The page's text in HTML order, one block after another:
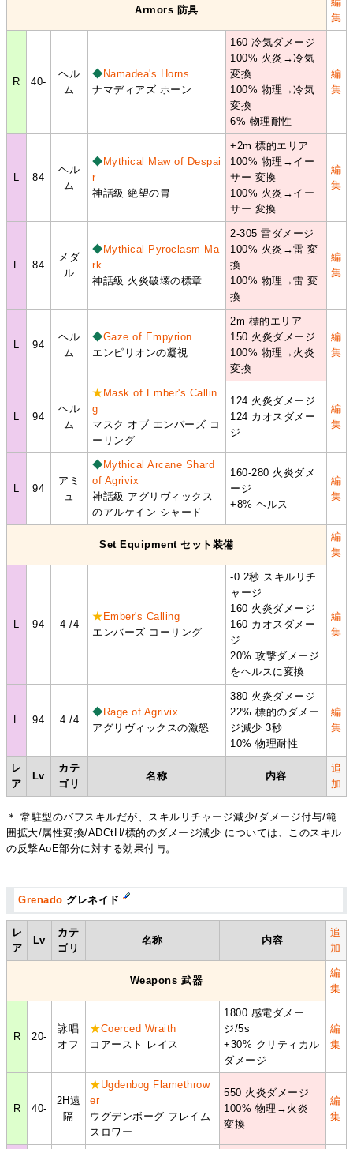
レ
ア
Lv
カテ
ゴリ
名称 内容
追
加
Armors 防具
集
R 40-
ヘル
ム
◆ Namadea's Horns
ナマディアズ ホーン
160 冷気ダメージ
100% 火炎→冷気
変換
100% 物理→冷気
変換
6% 物理耐性
編
集
84
ヘル
ム
◆ Mythical Maw of Despai
r
神話級 絶望の胃
+2m 標的エリア
100% 物理→イー
サー 変換
100% 火炎→イー
サー 変換
編
集
84
メダ
ル
◆ Mythical Pyroclasm Ma
rk
神話級 火炎破壊の標章
2-305 雷ダメージ
100% 火炎→雷 変
換
100% 物理→雷 変
換
編
集
94
ヘル
ム
◆Gaze of Empyrion
エンピリオンの凝視
2m 標的エリア
150 火炎ダメージ
100% 物理→火炎
変換
編
集
94
ヘル
ム
★ Mask of Ember's Callin
g
マスク オブ エンバーズ コ
ーリング
124 火炎ダメージ
124 カオスダメー
ジ
編
集
94
アミ
ュ
◆ Mythical Arcane Shard
of Agrivix
神話級 アグリヴィックス
のアルケイン シャード
160-280 火炎ダメ
ージ
+8% ヘルス
編
集
Set Equipment セット装備
編
集
94 4 /4
★ Ember's Calling
エンバーズ コーリング
-0.2秒 スキルリチ
ャージ
160 火炎ダメージ
160 カオスダメー
ジ
20% 攻撃ダメージ
をヘルスに変換
編
集
94 4 /4
◆ Rage of Agrivix
アグリヴィックスの激怒
380 火炎ダメージ
22% 標的のダメー
ジ減少 3秒
10% 物理耐性
編
集
＊ 常駐型のバフスキルだが、スキルリチャージ減少/ダメージ付与/範
囲拡大/属性変換/ADCtH/標的のダメージ減少 については、このスキル
の反撃AoE部分に対する効果付与。
Grenado グレネイド
レ
ア
Lv
カテ
ゴリ
名称 内容
追
加
Weapons 武器
編
集
R 20-
詠唱
オフ
★Coerced Wraith
コアースト レイス
1800 感電ダメー
ジ/5s
+30% クリティカル
ダメージ
編
集
R 40-
2H遠
隔
★Ugdenbog Flamethrow
er
ウグデンボーグ フレイム
スロワー
550 火炎ダメージ
100% 物理→火炎
変換
編
集